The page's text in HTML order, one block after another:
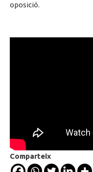
oposició.
Comparteix